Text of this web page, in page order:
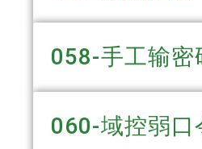
058-手工输密
060-域控弱口